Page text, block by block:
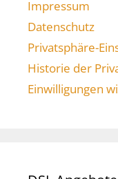
Impressum
Datenschutz
Privatsphäre-
Historie der
Einwilligungen